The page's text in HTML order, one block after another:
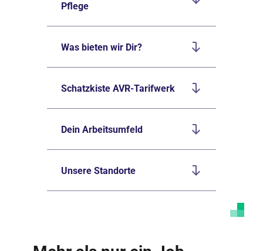
Pflege
Was bieten wir Dir?
Schatzkiste AVR-Tarifwerk
Dein Arbeitsumfeld
Unsere Standorte